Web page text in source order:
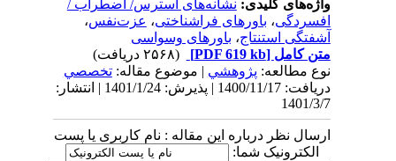
واژه‌های کلیدی:نشانه‌های استرس/ اضطراب /
افسردگی،باورهای فراشناختی،عزت‌نفس،
آشفتگی استنتاج،باورهای وسواسی
متن کامل[PDF 619 kb]
نوع مطالعه:پژوهشي| موضوع مقاله:تخصصي
دریافت: 1400/11/17 | پذیرش: 1401/1/24 | انتشار:
1401/3/7
ارسال نظر درباره این مقاله : نام کاربری یا پست
الکترونیک شما: